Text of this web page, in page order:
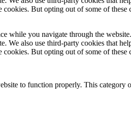
cookies. But opting out of some of
while you navigate through the
We also use third-party cookies that
cookies. But opting out of some of
to function properly. This